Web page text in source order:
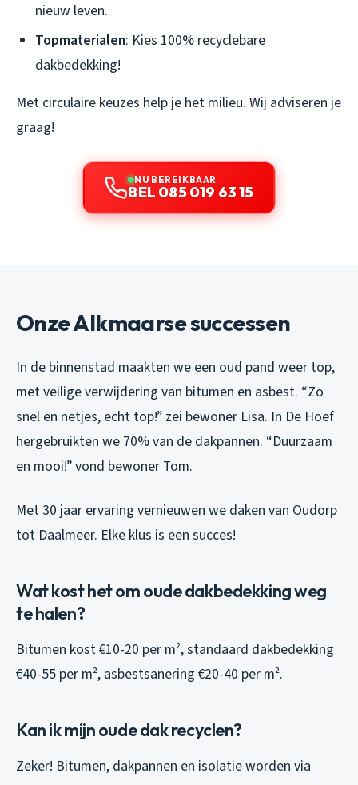
nieuw leven.
Topmaterialen: Kies 100% recyclebare
dakbedekking!
Met circulaire keuzes help je het milieu. Wij adviseren je
graag!
NU BEREIKBAAR
BEL 085 019 63 15
Onze Alkmaarse successen
In de binnenstad maakten we een oud pand weer top,
met veilige verwijdering van bitumen en asbest. “Zo
snel en netjes, echt top!” zei bewoner Lisa. In De Hoef
hergebruikten we 70% van de dakpannen. “Duurzaam
en mooi!” vond bewoner Tom.
Met 30 jaar ervaring vernieuwen we daken van Oudorp
tot Daalmeer. Elke klus is een succes!
Wat kost het om oude dakbedekking weg
te halen?
Bitumen kost €10-20 per m², standaard dakbedekking
€40-55 per m², asbestsanering €20-40 per m².
Kan ik mijn oude dak recyclen?
Zeker! Bitumen, dakpannen en isolatie worden via